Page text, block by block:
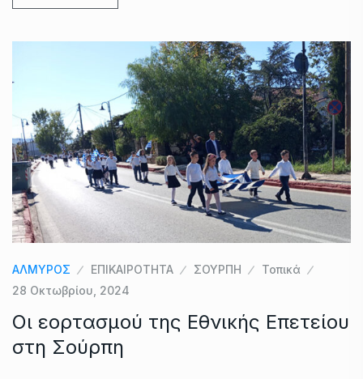
ΑΛΜΥΡΟΣ ΕΠΙΚΑΙΡΟΤΗΤΑ ΣΟΥΡΠΗ
Τοπικά
28 Οκτωβρίου, 2024
Οι εορτασμού της Εθνικής Επετείου
στη Σούρπη